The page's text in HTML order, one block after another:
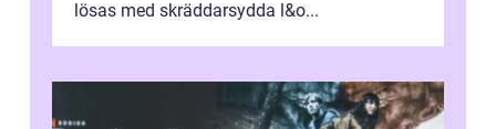
lösas med skräddarsydda l&o...